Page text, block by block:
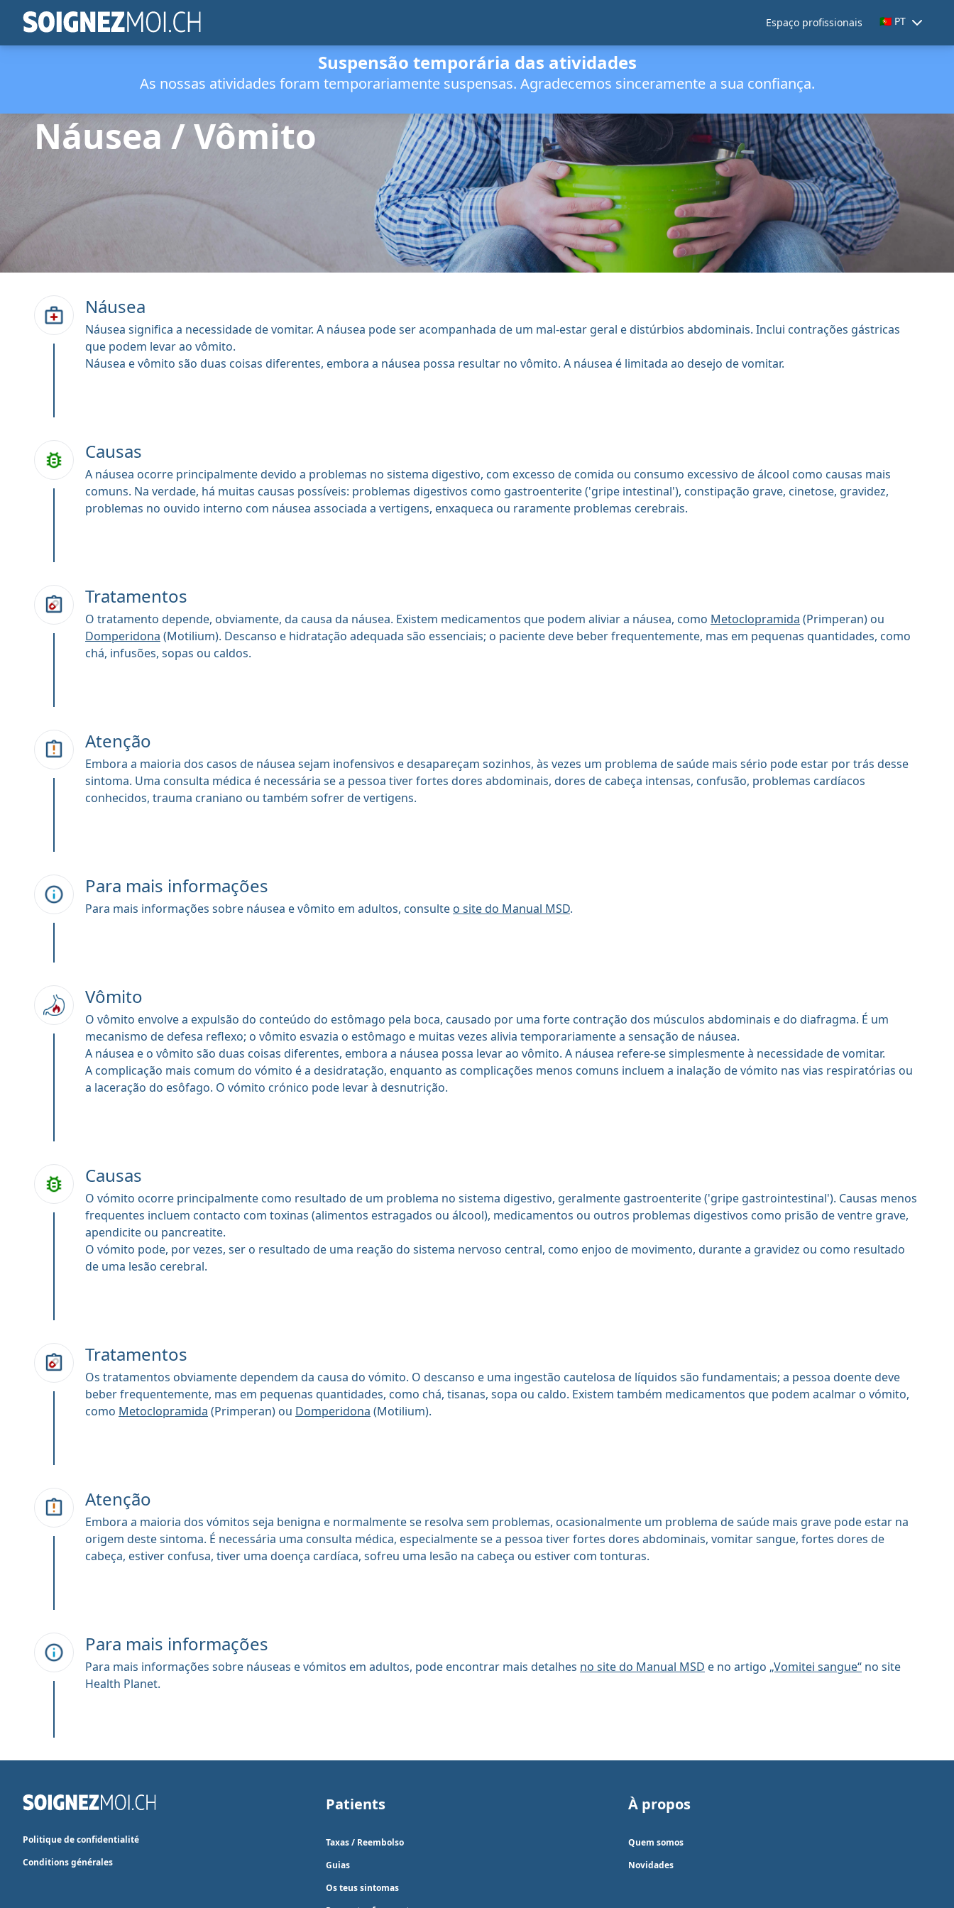
Espaço profissionais 🇵🇹 PT
Náusea / Vômito
Náusea
Náusea significa a necessidade de vomitar. A náusea pode ser acompanhada de um mal-estar geral e distúrbios abdominais. Inclui contrações gástricas
que podem levar ao vômito.
Náusea e vômito são duas coisas diferentes, embora a náusea possa resultar no vômito. A náusea é limitada ao desejo de vomitar.
Causas
A náusea ocorre principalmente devido a problemas no sistema digestivo, com excesso de comida ou consumo excessivo de álcool como causas mais
comuns. Na verdade, há muitas causas possíveis: problemas digestivos como gastroenterite ('gripe intestinal'), constipação grave, cinetose, gravidez,
problemas no ouvido interno com náusea associada a vertigens, enxaqueca ou raramente problemas cerebrais.
Tratamentos
O tratamento depende, obviamente, da causa da náusea. Existem medicamentos que podem aliviar a náusea, como Metoclopramida (Primperan) ou
Domperidona (Motilium). Descanso e hidratação adequada são essenciais; o paciente deve beber frequentemente, mas em pequenas quantidades, como
chá, infusões, sopas ou caldos.
Atenção
Embora a maioria dos casos de náusea sejam inofensivos e desapareçam sozinhos, às vezes um problema de saúde mais sério pode estar por trás desse
sintoma. Uma consulta médica é necessária se a pessoa tiver fortes dores abdominais, dores de cabeça intensas, confusão, problemas cardíacos
conhecidos, trauma craniano ou também sofrer de vertigens.
Para mais informações
Para mais informações sobre náusea e vômito em adultos, consulte o site do Manual MSD.
Vômito
O vômito envolve a expulsão do conteúdo do estômago pela boca, causado por uma forte contração dos músculos abdominais e do diafragma. É um
mecanismo de defesa reflexo; o vômito esvazia o estômago e muitas vezes alivia temporariamente a sensação de náusea.
A náusea e o vômito são duas coisas diferentes, embora a náusea possa levar ao vômito. A náusea refere-se simplesmente à necessidade de vomitar.
A complicação mais comum do vómito é a desidratação, enquanto as complicações menos comuns incluem a inalação de vómito nas vias respiratórias ou
a laceração do esôfago. O vómito crónico pode levar à desnutrição.
Causas
O vómito ocorre principalmente como resultado de um problema no sistema digestivo, geralmente gastroenterite ('gripe gastrointestinal'). Causas menos
frequentes incluem contacto com toxinas (alimentos estragados ou álcool), medicamentos ou outros problemas digestivos como prisão de ventre grave,
apendicite ou pancreatite.
O vómito pode, por vezes, ser o resultado de uma reação do sistema nervoso central, como enjoo de movimento, durante a gravidez ou como resultado
de uma lesão cerebral.
Tratamentos
Os tratamentos obviamente dependem da causa do vómito. O descanso e uma ingestão cautelosa de líquidos são fundamentais; a pessoa doente deve
beber frequentemente, mas em pequenas quantidades, como chá, tisanas, sopa ou caldo. Existem também medicamentos que podem acalmar o vómito,
como Metoclopramida (Primperan) ou Domperidona (Motilium).
Atenção
Embora a maioria dos vómitos seja benigna e normalmente se resolva sem problemas, ocasionalmente um problema de saúde mais grave pode estar na
origem deste sintoma. É necessária uma consulta médica, especialmente se a pessoa tiver fortes dores abdominais, vomitar sangue, fortes dores de
cabeça, estiver confusa, tiver uma doença cardíaca, sofreu uma lesão na cabeça ou estiver com tonturas.
Para mais informações
Para mais informações sobre náuseas e vómitos em adultos, pode encontrar mais detalhes no site do Manual MSD e no artigo „Vomitei sangue“ no site
Health Planet.
Politique de confidentialité
Conditions générales
Patients
Taxas / Reembolso
Guias
Os teus sintomas
À propos
Quem somos
Novidades
Suspensão temporária das atividades
As nossas atividades foram temporariamente suspensas. Agradecemos sinceramente a sua confiança.